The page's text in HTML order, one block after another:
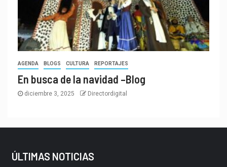
AGENDA BLOGS CULTURA REPORTAJES
En busca de la navidad –Blog
diciembre 3, 2025 Directordigital
ÚLTIMAS NOTICIAS